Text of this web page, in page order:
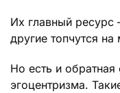
Их главный ресурс
другие топчутся
Но есть и обратная
эгоцентризма.